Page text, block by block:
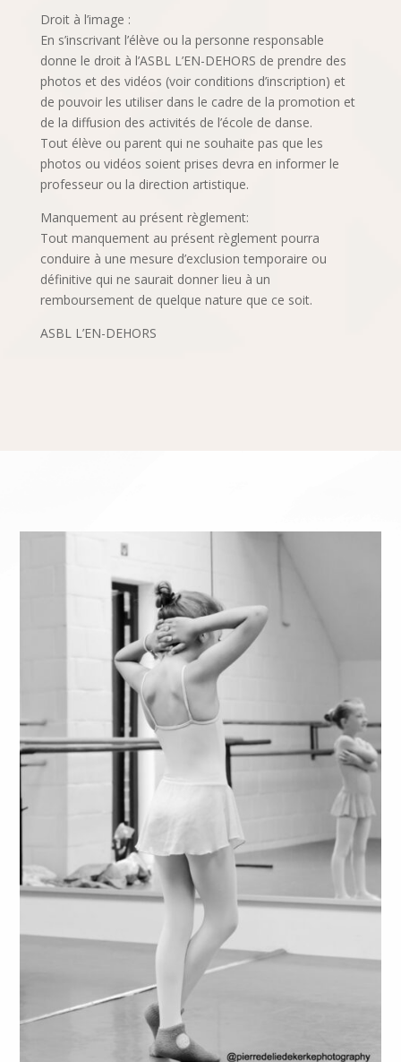
Droit à l’image :
En s’inscrivant l’élève ou la personne responsable
donne le droit à l’ASBL L’EN-DEHORS de prendre des
photos et des vidéos (voir conditions d’inscription) et
de pouvoir les utiliser dans le cadre de la promotion et
de la diffusion des activités de l’école de danse.
Tout élève ou parent qui ne souhaite pas que les
photos ou vidéos soient prises devra en informer le
professeur ou la direction artistique.
Manquement au présent règlement:
Tout manquement au présent règlement pourra
conduire à une mesure d’exclusion temporaire ou
définitive qui ne saurait donner lieu à un
remboursement de quelque nature que ce soit.
ASBL L’EN-DEHORS